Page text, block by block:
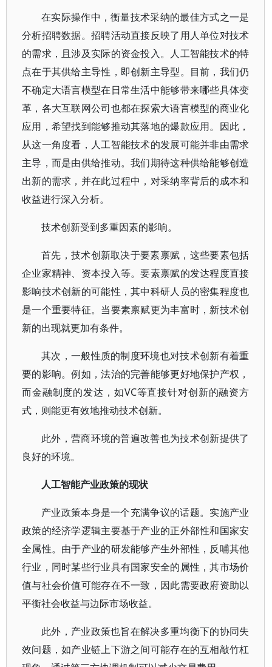
在实际操作中，衡量技术采纳的最佳方式之一是
分析招聘数据。招聘活动直接反映了用人单位对技术
的需求，且涉及实际的资金投入。人工智能技术的特
点在于其供给主导性，即创新主导型。目前，我们仍
不确定大语言模型在日常生活中能够带来哪些具体变
革，各大互联网公司也都在探索大语言模型的商业化
应用，希望找到能够推动其落地的爆款应用。因此，
从这一角度看，人工智能技术的发展可能并非由需求
主导，而是由供给推动。我们期待这种供给能够创造
出新的需求，并在此过程中，对采纳率背后的成本和
收益进行深入分析。
技术创新受到多重因素的影响。
首先，技术创新取决于要素禀赋，这些要素包括
企业家精神、资本投入等。要素禀赋的发达程度直接
影响技术创新的可能性，其中科研人员的密集程度也
是一个重要特征。当要素禀赋更为丰富时，新技术创
新的出现就更加有条件。
其次，一般性质的制度环境也对技术创新有着重
要的影响。例如，法治的完善能够更好地保护产权，
而金融制度的发达，如VC等直接针对创新的融资方
式，则能更有效地推动技术创新。
此外，营商环境的普遍改善也为技术创新提供了
良好的环境。
人工智能产业政策的现状
产业政策本身是一个充满争议的话题。实施产业
政策的经济学逻辑主要基于产业的正外部性和国家安
全属性。由于产业的研发能够产生外部性，反哺其他
行业，同时某些行业具有国家安全的属性，其市场价
值与社会价值可能存在不一致，因此需要政府资助以
平衡社会收益与边际市场收益。
此外，产业政策也旨在解决多重均衡下的协同失
效问题，如产业链上下游之间可能存在的互相敲竹杠